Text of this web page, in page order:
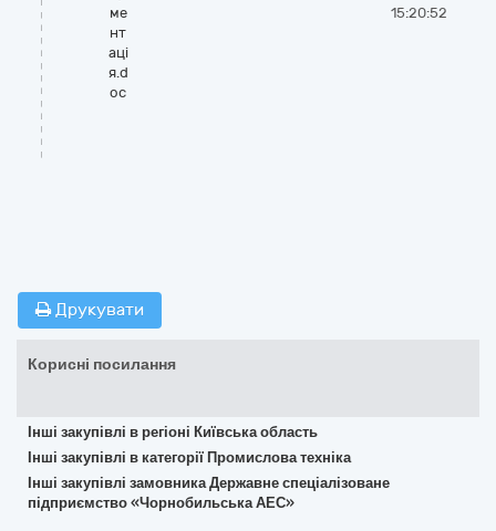
ме
нт
аці
я.d
oc
15:20:52
Друкувати
Корисні посилання
Інші закупівлі в регіоні Київська область
Інші закупівлі в категорії Промислова техніка
Інші закупівлі замовника Державне спеціалізоване
підприємство «Чорнобильська АЕС»